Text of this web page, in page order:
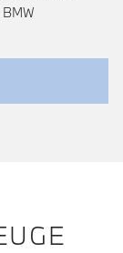
Widerruf der